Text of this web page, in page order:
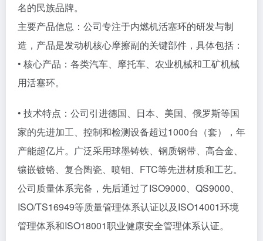
名的民族品牌。
主要产品信息：公司专注于内燃机活塞环的研发与制
造，产品是发动机核心摩擦副的关键部件，具体包括：
• 核心产品：各类汽车、摩托车、农业机械和工矿机械
用活塞环。
• 技术特点：公司引进德国、日本、美国、俄罗斯等国
家的先进加工、控制和检测设备超过1000台（套），年
产能超亿片。广泛采用球墨铸铁、钢质钢带、高合金、
镶嵌镀铬、复合陶瓷、喷钼、FTC等先进材质和工艺。
公司质量体系完备，先后通过了ISO9000、QS9000、
ISO/TS16949等质量管理体系认证以及ISO14001环境
管理体系和ISO18001职业健康安全管理体系认证。